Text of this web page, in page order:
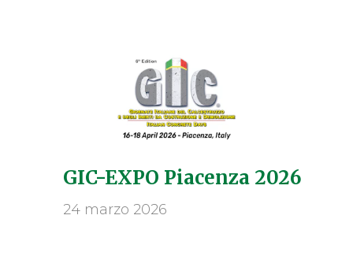
GIC-EXPO Piacenza 2026
24 marzo 2026